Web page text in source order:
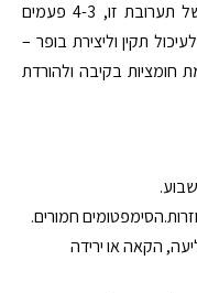
ופאפיה להכנת חליטה.חליטה של תערובת זו, 4-3 פעמים
תקין וליצירת בופר –
בקיבה ולהורדת
חמורים.
הקאה או ירידה